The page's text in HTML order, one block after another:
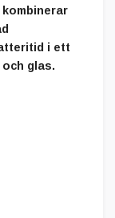
i ett
glas.